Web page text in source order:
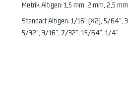
Metrik Altıgen: 1,5 mm, 2 mm, 2,5
Standart Altıgen: 1/16" (X2), 5/
5/32", 3/16", 7/32", 15/64", 1/4"